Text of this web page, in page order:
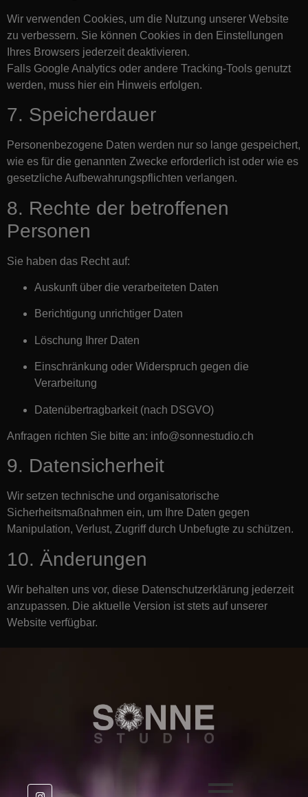
Wir verwenden Cookies, um die Nutzung unserer Website
zu verbessern. Sie können Cookies in den Einstellungen
Ihres Browsers jederzeit deaktivieren.
Falls Google Analytics oder andere Tracking-Tools genutzt
werden, muss hier ein Hinweis erfolgen.
7. Speicherdauer
Personenbezogene Daten werden nur so lange gespeichert,
wie es für die genannten Zwecke erforderlich ist oder wie es
gesetzliche Aufbewahrungspflichten verlangen.
8. Rechte der betroffenen
Personen
Sie haben das Recht auf:
Auskunft über die verarbeiteten Daten
Berichtigung unrichtiger Daten
Löschung Ihrer Daten
Einschränkung oder Widerspruch gegen die
Verarbeitung
Datenübertragbarkeit (nach DSGVO)
Anfragen richten Sie bitte an: info@sonnestudio.ch
9. Datensicherheit
Wir setzen technische und organisatorische
Sicherheitsmaßnahmen ein, um Ihre Daten gegen
Manipulation, Verlust, Zugriff durch Unbefugte zu schützen.
10. Änderungen
Wir behalten uns vor, diese Datenschutzerklärung jederzeit
anzupassen. Die aktuelle Version ist stets auf unserer
Website verfügbar.